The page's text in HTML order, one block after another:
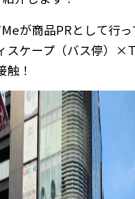
が商品PRとして行
スケープ（バス停）
触！